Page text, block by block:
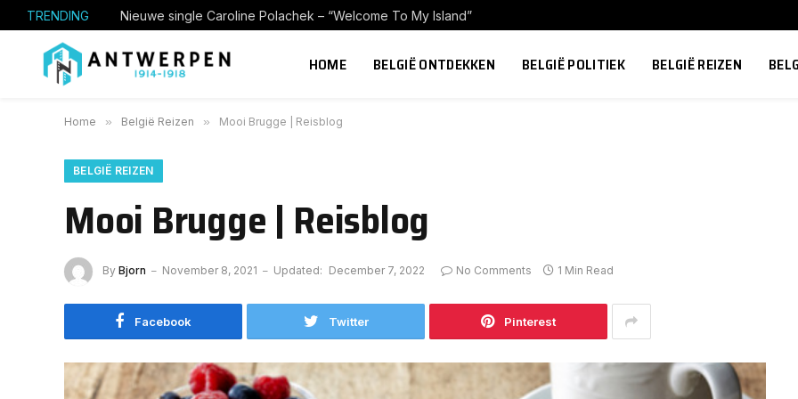
TRENDING Nieuwe single Caroline Polachek – “Welcome To My Island”
HOME BELGIË ONTDEKKEN BELGIË POLITIEK BELGIË REIZEN
Home » België Reizen » Mooi Brugge | Reisblog
BELGIË REIZEN
Mooi Brugge | Reisblog
By Bjorn November 8, 2021 Updated: December 7, 2022 No Comments 1 Min Read
Facebook Twitter Pinterest